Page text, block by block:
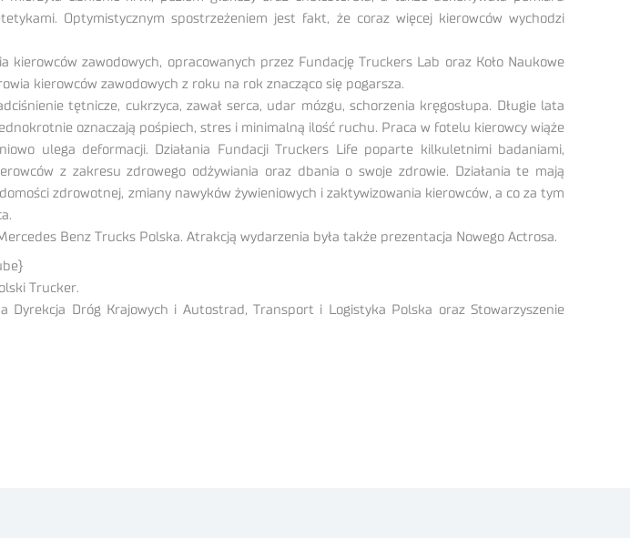
Optymistycznym spostrzeżeniem jest fakt, że coraz więcej kierowców wychodzi
zawodowych, opracowanych przez Fundację Truckers Lab oraz Koło Naukowe
kierowców zawodowych z roku na rok znacząco się pogarsza.
tętnicze, cukrzyca, zawał serca, udar mózgu, schorzenia kręgosłupa. Długie lata
oznaczają pośpiech, stres i minimalną ilość ruchu. Praca w fotelu kierowcy wiąże
ulega deformacji. Działania Fundacji Truckers Life poparte kilkuletnimi badaniami,
z zakresu zdrowego odżywiania oraz dbania o swoje zdrowie. Działania te mają
zdrowotnej, zmiany nawyków żywieniowych i zaktywizowania kierowców, a co za tym
Benz Trucks Polska. Atrakcją wydarzenia była także prezentacja Nowego Actrosa.
Trucker.
Dróg Krajowych i Autostrad, Transport i Logistyka Polska oraz Stowarzyszenie